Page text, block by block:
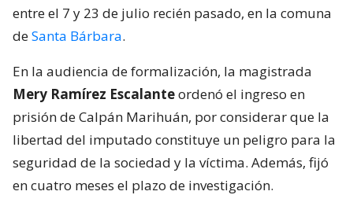
entre el 7 y 23 de julio recién pasado, en la comuna
deSanta Bárbara.
En la audiencia de formalización, la magistrada
Mery Ramírez Escalanteordenó el ingreso en
prisión de Calpán Marihuán, por considerar que la
libertad del imputado constituye un peligro para la
seguridad de la sociedad y la víctima. Además, fijó
en cuatro meses el plazo de investigación.